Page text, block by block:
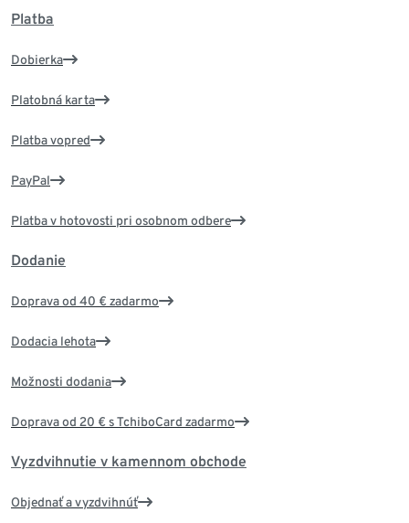
Platba
Dobierka
Platobná karta
Platba vopred
PayPal
Platba v hotovosti pri osobnom odbere
Dodanie
Doprava od 40 € zadarmo
Dodacia lehota
Možnosti dodania
Doprava od 20 € s TchiboCard zadarmo
Vyzdvihnutie v kamennom obchode
Objednať a vyzdvihnúť